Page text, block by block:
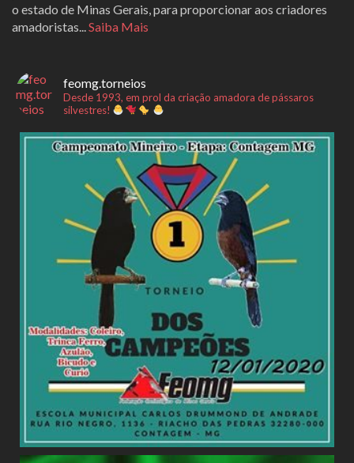
o estado de Minas Gerais, para proporcionar aos criadores
amadoristas... Saiba Mais
feomg.torneios
Desde 1993, em prol da criação amadora de pássaros
silvestres!